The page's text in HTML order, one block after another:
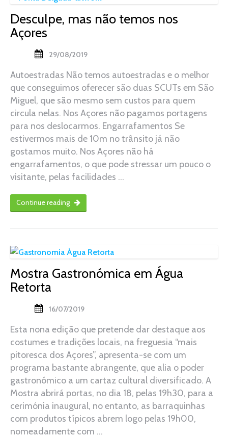
Desculpe, mas não temos nos
Açores
29/08/2019
Autoestradas Não temos autoestradas e o melhor
que conseguimos oferecer são duas SCUTs em São
Miguel, que são mesmo sem custos para quem
circula nelas. Nos Açores não pagamos portagens
para nos deslocarmos. Engarrafamentos Se
estivermos mais de 10m no trânsito já não
gostamos muito. Nos Açores não há
engarrafamentos, o que pode stressar um pouco o
visitante, pelas facilidades …
Continue reading
Mostra Gastronómica em Água
Retorta
16/07/2019
Esta nona edição que pretende dar destaque aos
costumes e tradições locais, na freguesia “mais
pitoresca dos Açores”, apresenta-se com um
programa bastante abrangente, que alia o poder
gastronómico a um cartaz cultural diversificado. A
Mostra abrirá portas, no dia 18, pelas 19h30, para a
cerimónia inaugural, no entanto, as barraquinhas
com produtos típicos abrem logo pelas 19h00,
nomeadamente com …